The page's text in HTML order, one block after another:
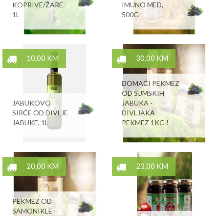
KOPRIVE/ŽARE
1L
IMUNO MED,
500G
10,00 KM
JABUKOVO
SIRĆE OD DIVLJE
JABUKE, 1L
30,00 KM
DOMAĆI PEKMEZ
OD ŠUMSKIH
JABUKA -
DIVLJAKA
PEKMEZ 1KG !
20,00 KM
PEKMEZ OD
SAMONIKLE
23,00 KM